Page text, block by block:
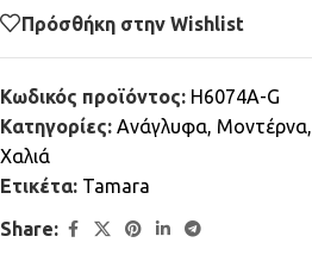
Πρόσθήκη στην Wishlist
Κωδικός προϊόντος: H6074A-G
Κατηγορίες: Ανάγλυφα, Μοντέρνα,
Χαλιά
Ετικέτα: Tamara
Share: